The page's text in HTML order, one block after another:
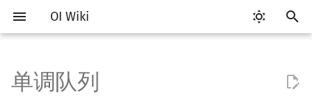
OI Wiki
入
Getting Started
比赛相关简介
工具软件简介
语言基础简介
算法基础简介
搜索部分简介
动态规划部分简介
字符串部分简介
数学部分简介
并查集
堆简介
分块思想
引入
线段树基础
二叉搜索树 & 平衡树
可持久化数据结构简介
线段树套线段树
Link Cut Tree
图论部分简介
计算几何部分简介
杂项简介
RMQ
单调队列